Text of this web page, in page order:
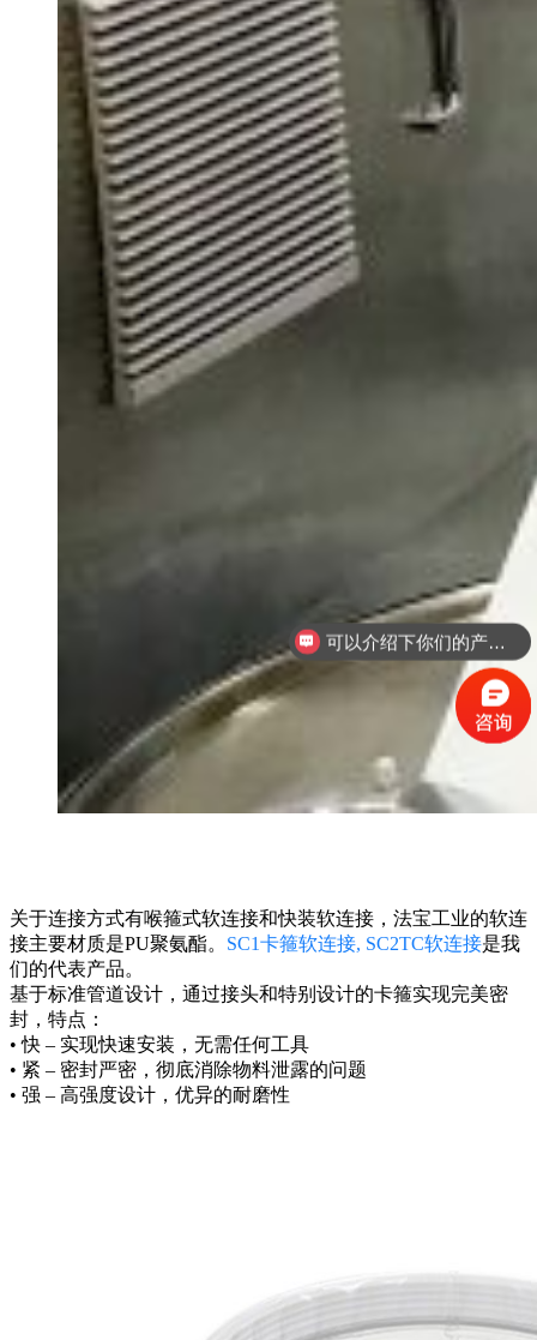
关于连接方式有喉箍式软连接和快装软连接，法宝工业的软连
接主要材质是PU聚氨酯。 SC1卡箍软连接, SC2TC软连接是我
们的代表产品。
基于标准管道设计，通过接头和特别设计的卡箍实现完美密
封，特点：
• 快 – 实现快速安装，无需任何工具
• 紧 – 密封严密，彻底消除物料泄露的问题
• 强 – 高强度设计，优异的耐磨性
可以介绍下你们的产品么